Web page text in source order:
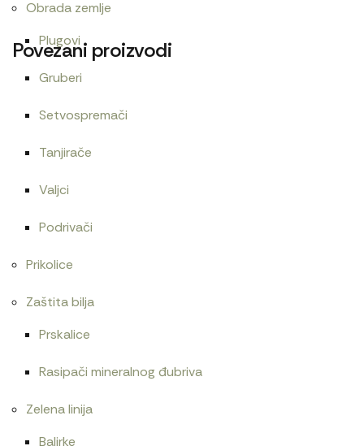
Obrada zemlje
Plugovi
Gruberi
Setvospremači
Tanjirače
Valjci
Podrivači
Prikolice
Zaštita bilja
Prskalice
Rasipači mineralnog đubriva
Zelena linija
Balirke
Povezani proizvodi
Cev goriva T25 1104150
480RSD
1.620